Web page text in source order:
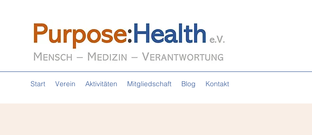
Start Verein Aktivitäten Mitgliedschaft Blog Kontakt